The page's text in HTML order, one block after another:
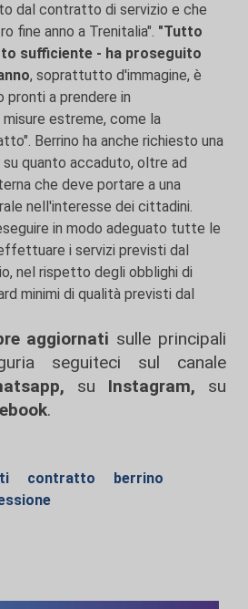
dal contratto di servizio e che
fine anno a Trenitalia". "Tutto
sufficiente - ha proseguito
, soprattutto d'immagine, è
pronti a prendere in
estreme, come la
Berrino ha anche richiesto una
quanto accaduto, oltre ad
che deve portare a una
nell'interesse dei cittadini.
in modo adeguato tutte le
i servizi previsti dal
nel rispetto degli obblighi di
minimi di qualità previsti dal
aggiornati sulle principali
seguiteci sul canale
su Instagram, su
.
contratto
berrino